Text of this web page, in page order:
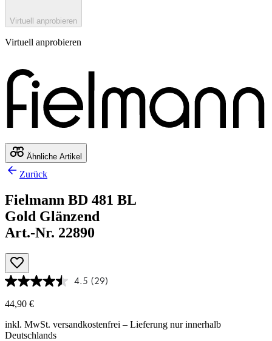
Virtuell anprobieren
Virtuell anprobieren
Ähnliche Artikel
Zurück
Fielmann BD 481 BL
Gold Glänzend
Art.-Nr. 22890
4.5 (29)
44,90 €
inkl. MwSt. versandkostenfrei – Lieferung nur innerhalb
Deutschlands